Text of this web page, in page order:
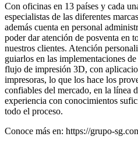
Con oficinas en 13 países y cada
especialistas de las diferentes
además cuenta en personal
poder dar atención de posventa en
nuestros clientes. Atención
guiarlos en las implementaciones
flujo de impresión 3D, con
impresoras, lo que los hace los
confiables del mercado, en la línea
experiencia con conocimientos
todo el proceso.
Conoce más en: https://grupo-